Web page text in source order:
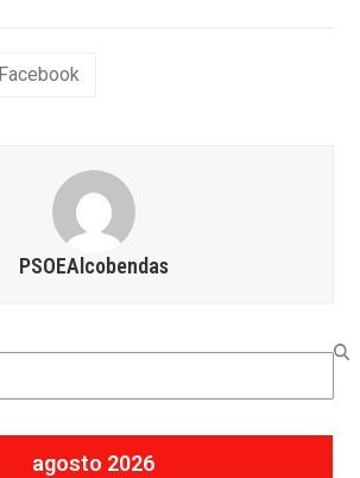
Facebook
PSOEAlcobendas
agosto 2026